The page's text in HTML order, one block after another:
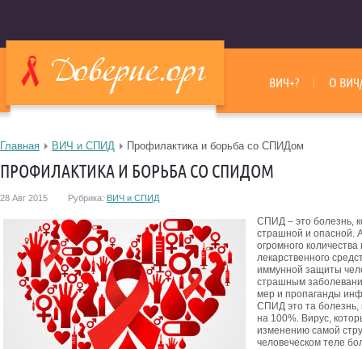
ВИЧ+? О
Главная ВИЧ и СПИД Профилактика и борьба со СПИДом
ПРОФИЛАКТИКА И БОРЬБА СО СПИДОМ
28 Авг 2015 Рубрика: ВИЧ и СПИД
СПИД – это болезнь,
страшной и опасной.
огромного
лекарственного
иммунной защиты
страшным
мер и пропаганды
СПИД это та болезнь,
на 100%. Вирус,
изменению самой
человеческом теле